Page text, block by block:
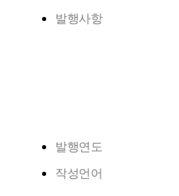
발행사항
발행연도
작성언어